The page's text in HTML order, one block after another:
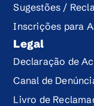
Sugestões /
Inscrições para
Legal
Declaração de
Canal de
Livro de